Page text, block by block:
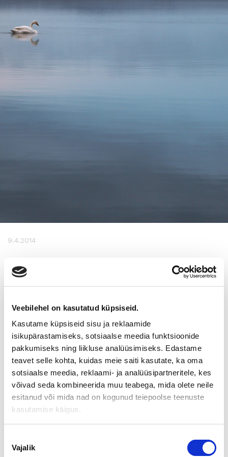
Veebilehel on kasutatud küpsiseid.
Kasutame küpsiseid sisu ja reklaamide
isikupärastamiseks, sotsiaalse meedia funktsioonide
pakkumiseks ning liikluse analüüsimiseks. Edastame
teavet selle kohta, kuidas meie saiti kasutate, ka oma
sotsiaalse meedia, reklaami- ja analüüsipartneritele, kes
võivad seda kombineerida muu teabega, mida olete neile
esitanud või mida nad on kogunud teiepoolse teenuste
kasutamise käigus.
valik
Vajalik
9.4.2014
SUOMEN YRITYSKAUPPOJEN
KONTTORI AVATTU TALLINNASSA
Suomen Yrityskauppojen konttori avattu Tallinnassa
Suomen Yrityskaupat
palvelee nyt myös Virossa. Uusin
konttorimme sijaitsee lähellä laivaterminaaleja Tallinnan
World Trade Centerissä. Toimipisteemme palvelee niin
suomeksi, viroksi, venäjäksi kuin englanniksi. Suomen
Yrityskaupat auttaa yrityksiä niin Suomessa kuin Virossakin
laajentamaan toimintaansa yli rajojen yritysostoin tai uusien
yritysten perustamisella.
Palvelumme on Virossa hyvin kattava.
Eesti Oüauttaa asiakkaitaan käynnistämään yritystoimintaa
Yrityskauppojen suomalaisille asiakkaille jo tutuksi käyneen